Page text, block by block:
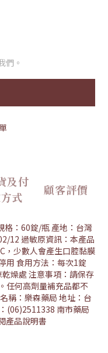
們。
及付
式
顧客評價
格：60錠/瓶 產地：台灣
12 過敏原資訊：本產品
，少數人會產生口腔黏膜
用 食用方法：每次1錠
燥處 注意事項：請保存
任何高劑量補充品都不
稱：樂森藥局 地址：台
(06)2511338 南市藥局
產品說明書